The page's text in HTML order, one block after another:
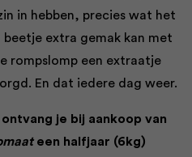
in hebben, precies wat het
beetje extra gemak kan met
rompslomp een extraatje
En dat iedere dag weer.
je bij aankoop van
een halfjaar (6kg)